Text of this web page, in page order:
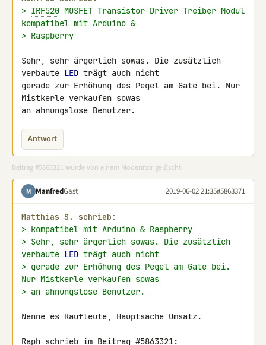
> IRF520 MOSFET Transistor Driver Treiber Modul
kompatibel mit Arduino &
> Raspberry
Sehr, sehr ärgerlich sowas. Die zusätzlich
verbaute LED trägt auch nicht
gerade zur Erhöhung des Pegel am Gate bei. Nur
Mistkerle verkaufen sowas
an ahnungslose Benutzer.
Antwort
Beitrag #5863321 wurde von einem Moderator gelöscht.
M ManfredGast 2019-06-02 21:35#5863371
Matthias S. schrieb:
> kompatibel mit Arduino & Raspberry
> Sehr, sehr ärgerlich sowas. Die zusätzlich
verbaute LED trägt auch nicht
> gerade zur Erhöhung des Pegel am Gate bei.
Nur Mistkerle verkaufen sowas
> an ahnungslose Benutzer.
Nenne es Kaufleute, Hauptsache Umsatz.